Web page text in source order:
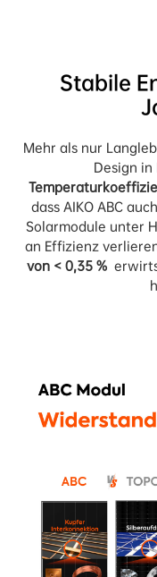
Stabile
Mehr als nur
dass AIKO ABC
Solarmodule unter
an Effizienz
von < 0,35 %